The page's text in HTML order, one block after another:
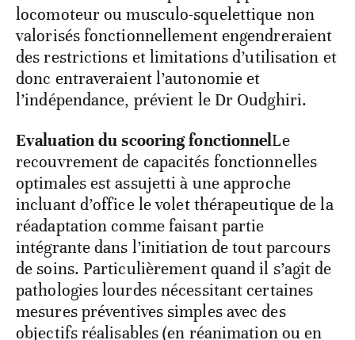
locomoteur ou musculo-squelettique non
valorisés fonctionnellement engendreraient
des restrictions et limitations d’utilisation et
donc entraveraient l’autonomie et
l’indépendance, prévient le Dr Oudghiri.
Evaluation du scooring fonctionnelLe
recouvrement de capacités fonctionnelles
optimales est assujetti à une approche
incluant d’office le volet thérapeutique de la
réadaptation comme faisant partie
intégrante dans l’initiation de tout parcours
de soins. Particulièrement quand il s’agit de
pathologies lourdes nécessitant certaines
mesures préventives simples avec des
objectifs réalisables (en réanimation ou en